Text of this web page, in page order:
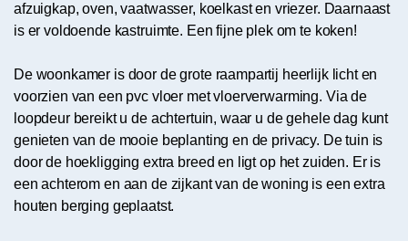
afzuigkap, oven, vaatwasser, koelkast en vriezer. Daarnaast
is er voldoende kastruimte. Een fijne plek om te koken!
De woonkamer is door de grote raampartij heerlijk licht en
voorzien van een pvc vloer met vloerverwarming. Via de
loopdeur bereikt u de achtertuin, waar u de gehele dag kunt
genieten van de mooie beplanting en de privacy. De tuin is
door de hoekligging extra breed en ligt op het zuiden. Er is
een achterom en aan de zijkant van de woning is een extra
houten berging geplaatst.